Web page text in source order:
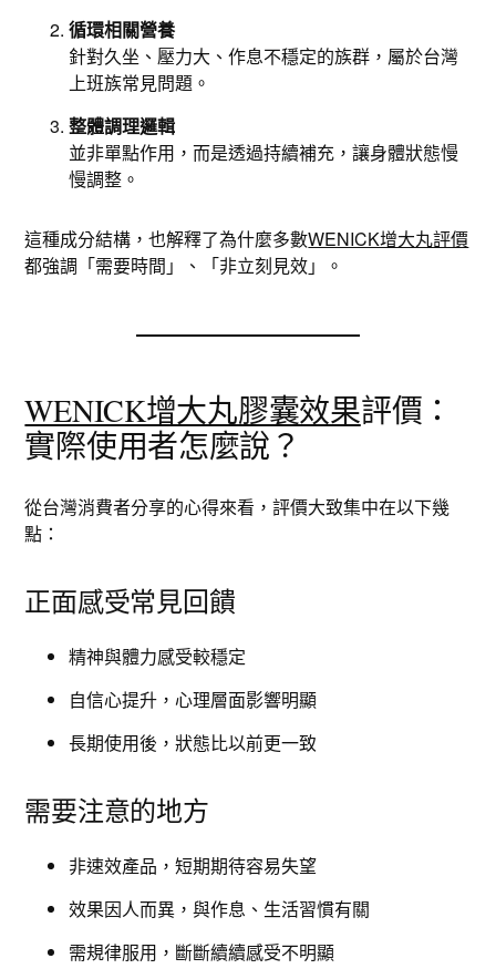
循環相關營養
針對久坐、壓力大、作息不穩定的族群，屬於台灣
上班族常見問題。
整體調理邏輯
並非單點作用，而是透過持續補充，讓身體狀態慢
慢調整。
這種成分結構，也解釋了為什麼多數WENICK增大丸評價
都強調「需要時間」、「非立刻見效」。
WENICK增大丸膠囊效果評價：
實際使用者怎麼說？
從台灣消費者分享的心得來看，評價大致集中在以下幾
點：
正面感受常見回饋
精神與體力感受較穩定
自信心提升，心理層面影響明顯
長期使用後，狀態比以前更一致
需要注意的地方
非速效產品，短期期待容易失望
效果因人而異，與作息、生活習慣有關
需規律服用，斷斷續續感受不明顯